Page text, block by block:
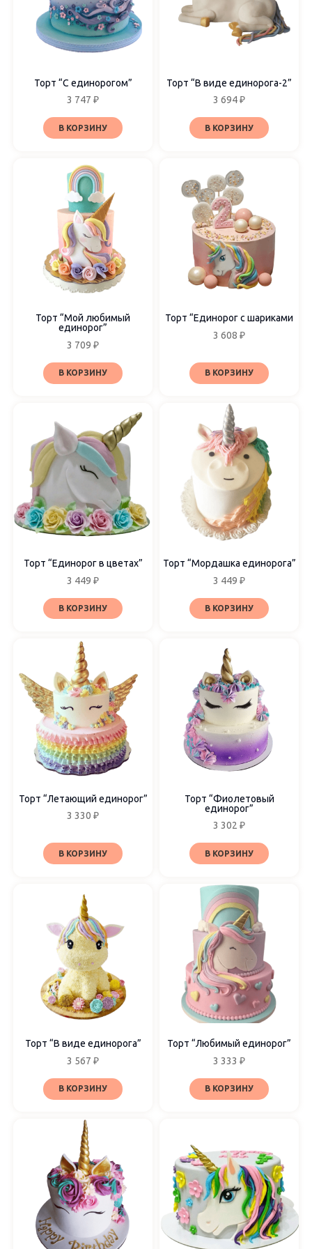
1 ярус
2 яруса
3 яруса
Торт “С единорогом”
3 747 ₽
В КОРЗИНУ
Торт “В виде единорога-2”
3 694₽
В КОРЗИНУ
Торт “Мой любимый
единорог”
3 709 ₽
В КОРЗИНУ
Торт “Единорог с шариками
3 608 ₽
В КОРЗИНУ
Торт “Единорог в цветах”
3 449 ₽
В КОРЗИНУ
Торт “Мордашка единорога”
3 449 ₽
В КОРЗИНУ
Торт “Летающий единорог”
3 330 ₽
В КОРЗИНУ
Торт “Фиолетовый
единорог”
3 302 ₽
В КОРЗИНУ
Торт “В виде единорога”
3 567 ₽
В КОРЗИНУ
Торт “Любимый единорог”
3 333 ₽
В КОРЗИНУ